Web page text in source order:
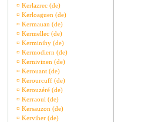
¤ Kerlazrec (de)
¤ Kerloaguen (de)
¤ Kermauan (de)
¤ Kermellec (de)
¤ Kerminihy (de)
¤ Kermodiern (de)
¤ Kernivinen (de)
¤ Kerouant (de)
¤ Kerourcuff (de)
¤ Kerouzéré (de)
¤ Kerraoul (de)
¤ Kersauzon (de)
¤ Kerviher (de)